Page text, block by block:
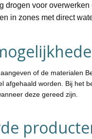
drogen voor
in zones met direct
of de materialen
afgehaald worden. Bij het
deze gereed zijn.